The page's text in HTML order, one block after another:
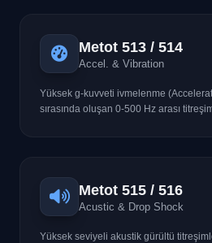
Metot 513 / 514
Accel. & Vibration
Yüksek g-kuvveti ivmelenme
sırasında oluşan 0-500 Hz arası
Metot 515 / 516
Acustic & Drop Shock
Yüksek seviyeli akustik gürültü